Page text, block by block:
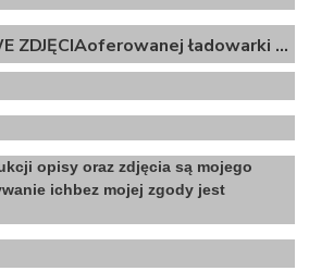
ZDJĘCIAoferowanej ładowarki …
opisy oraz zdjęcia są mojego
ichbez mojej zgody jest